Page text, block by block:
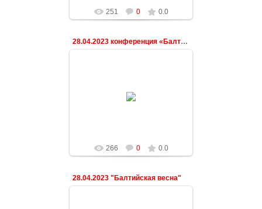
251 0 0.0
28.04.2023 конференция «Балтийская весна»
266 0 0.0
28.04.2023 "Балтийская весна"